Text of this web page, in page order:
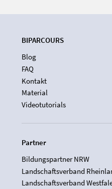
BIPARCOURS
Blog
FAQ
Kontakt
Material
Videotutorials
Partner
Bildungspartner NRW
Landschaftsverband
Landschaftsverband